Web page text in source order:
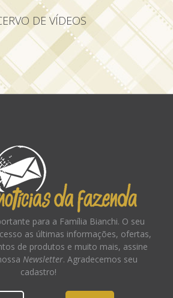
DE VÍDEOS
para a Família Bianchi. O seu
as últimas informações, ofertas,
de produtos e muito mais, assine
Newsletter. Agradecemos seu
cadastro!